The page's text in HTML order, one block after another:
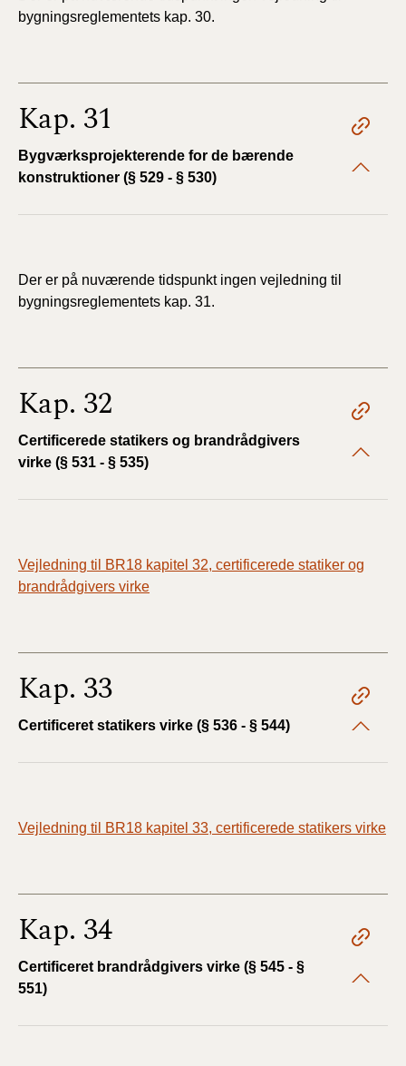
bygningsreglementets kap. 30.
Kap. 31
Bygværksprojekterende for de bærende
konstruktioner (§ 529 - § 530)
Der er på nuværende tidspunkt ingen vejledning til
bygningsreglementets kap. 31.
Kap. 32
Certificerede statikers og brandrådgivers
virke (§ 531 - § 535)
Vejledning til BR18 kapitel 32, certificerede statiker og
brandrådgivers virke
Kap. 33
Certificeret statikers virke (§ 536 - § 544)
Vejledning til BR18 kapitel 33, certificerede statikers virke
Kap. 34
Certificeret brandrådgivers virke (§ 545 - §
551)